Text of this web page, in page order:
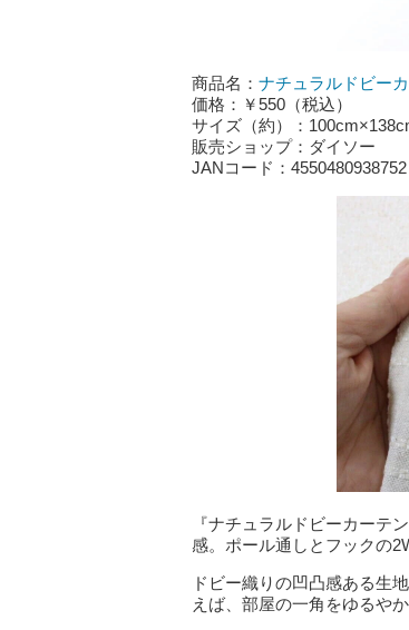
商品名： ナチュラルドビー
価格：￥550（税込）
サイズ（約）：
販売ショップ：ダイソー
JANコード：4550480938752
『ナチュラルドビーカーテ
感。ポール通しとフックの
ドビー織りの凹凸感ある生
えば、部屋の一角をゆるや